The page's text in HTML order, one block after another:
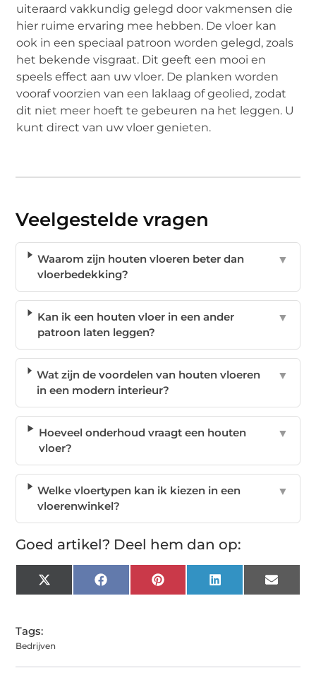
uiteraard vakkundig gelegd door vakmensen die
hier ruime ervaring mee hebben. De vloer kan
ook in een speciaal patroon worden gelegd, zoals
het bekende visgraat. Dit geeft een mooi en
speels effect aan uw vloer. De planken worden
vooraf voorzien van een laklaag of geolied, zodat
dit niet meer hoeft te gebeuren na het leggen. U
kunt direct van uw vloer genieten.
Veelgestelde vragen
Waarom zijn houten vloeren beter dan
vloerbedekking?
▼
Kan ik een houten vloer in een ander
patroon laten leggen?
▼
Wat zijn de voordelen van houten vloeren
in een modern interieur?
▼
Hoeveel onderhoud vraagt een houten
vloer?
▼
Welke vloertypen kan ik kiezen in een
vloerenwinkel?
▼
Goed artikel? Deel hem dan op:
X
(Twitter)
FacebookPinterest LinkedIn Email
Tags:
Bedrijven